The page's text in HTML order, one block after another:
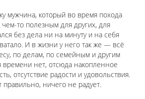
мужчина, который во время похода
то полезным для других, для
без дела ни на минуту и на себя
И в жизни у него так же — всё
по делам, по семейным и другим
времени нет, отсюда накопленное
отсутствие радости и удовольствия.
ничего не радует.